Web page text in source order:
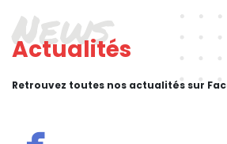
News
Actualités
Retrouvez toutes nos actualités sur